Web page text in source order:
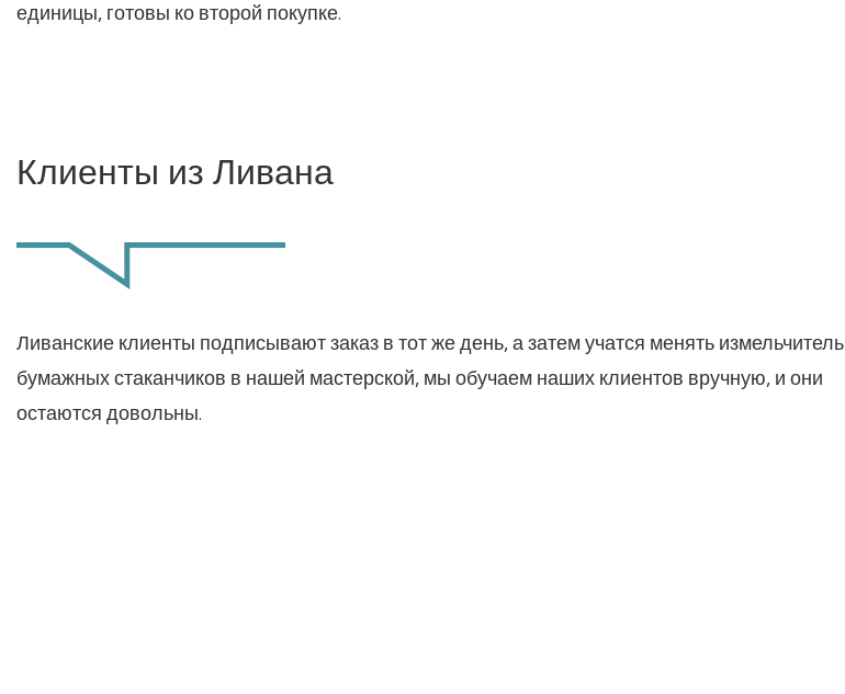
единицы, готовы ко второй покупке.
Клиенты из Ливана
Ливанские клиенты подписывают заказ в тот же день, а затем учатся менять измельчитель
бумажных стаканчиков в нашей мастерской, мы обучаем наших клиентов вручную, и они
остаются довольны.